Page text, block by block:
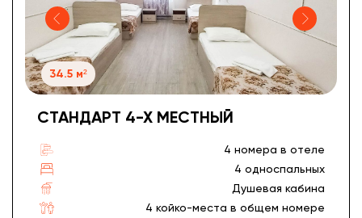
34.5 м²
СТАНДАРТ 4-Х МЕСТНЫЙ
4 номера в отеле
4 односпальных
Душевая кабина
4 койко-места в общем номере